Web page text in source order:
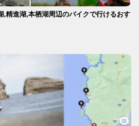
,精進湖,本栖湖周辺のバイクで行けるおす